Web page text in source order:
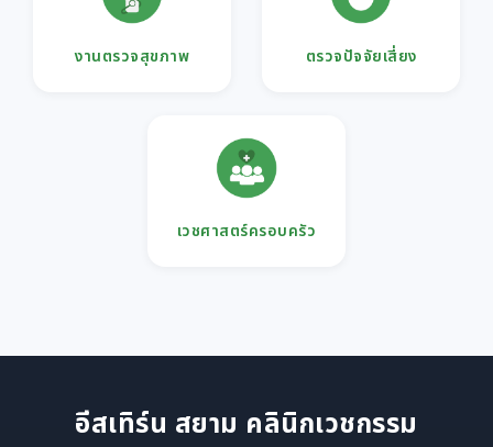
งานตรวจสุขภาพ ตรวจปัจจัยเสี่ยง
เวชศาสตร์ครอบครัว
อีสเทิร์น สยาม คลินิกเวชกรรม